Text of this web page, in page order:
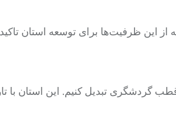
از این ظرفیت‌ها برای توسعه استان تاکید
گردشگری تبدیل کنیم. این استان با